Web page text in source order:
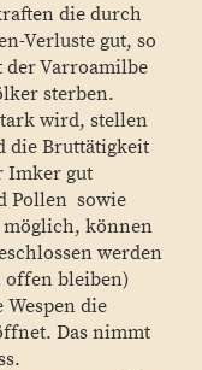
die durch
Verluste gut, so
der Varroamilbe
sterben.
wird, stellen
die Bruttätigkeit
Imker gut
Pollen sowie
möglich, können
werden
offen bleiben)
Wespen die
Das nimmt